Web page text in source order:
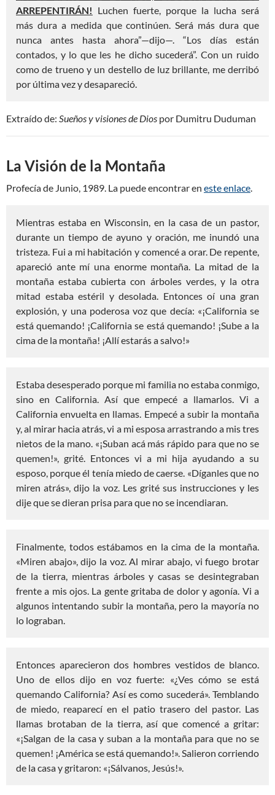
ARREPENTIRÁN! Luchen fuerte, porque la lucha será
más dura a medida que continúen. Será más dura que
nunca antes hasta ahora”—dijo—. “Los días están
contados, y lo que les he dicho sucederá”. Con un ruido
como de trueno y un destello de luz brillante, me derribó
por última vez y desapareció.
Extraído de: Sueños y visiones de Dios por Dumitru Duduman
La Visión de la Montaña
Profecía de Junio, 1989. La puede encontrar en este enlace.
Mientras estaba en Wisconsin, en la casa de un pastor,
durante un tiempo de ayuno y oración, me inundó una
tristeza. Fui a mi habitación y comencé a orar. De repente,
apareció ante mí una enorme montaña. La mitad de la
montaña estaba cubierta con árboles verdes, y la otra
mitad estaba estéril y desolada. Entonces oí una gran
explosión, y una poderosa voz que decía: «¡California se
está quemando! ¡California se está quemando! ¡Sube a la
cima de la montaña! ¡Allí estarás a salvo!»
Estaba desesperado porque mi familia no estaba conmigo,
sino en California. Así que empecé a llamarlos. Vi a
California envuelta en llamas. Empecé a subir la montaña
y, al mirar hacia atrás, vi a mi esposa arrastrando a mis tres
nietos de la mano. «¡Suban acá más rápido para que no se
quemen!», grité. Entonces vi a mi hija ayudando a su
esposo, porque él tenía miedo de caerse. «Díganles que no
miren atrás», dijo la voz. Les grité sus instrucciones y les
dije que se dieran prisa para que no se incendiaran.
Finalmente, todos estábamos en la cima de la montaña.
«Miren abajo», dijo la voz. Al mirar abajo, vi fuego brotar
de la tierra, mientras árboles y casas se desintegraban
frente a mis ojos. La gente gritaba de dolor y agonía. Vi a
algunos intentando subir la montaña, pero la mayoría no
lo lograban.
Entonces aparecieron dos hombres vestidos de blanco.
Uno de ellos dijo en voz fuerte: «¿Ves cómo se está
quemando California? Así es como sucederá». Temblando
de miedo, reaparecí en el patio trasero del pastor. Las
llamas brotaban de la tierra, así que comencé a gritar:
«¡Salgan de la casa y suban a la montaña para que no se
quemen! ¡América se está quemando!». Salieron corriendo
de la casa y gritaron: «¡Sálvanos, Jesús!».